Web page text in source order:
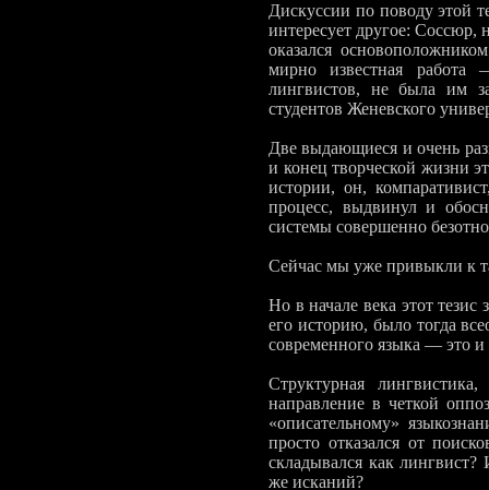
Дискуссии по поводу этой
интересует другое:
оказался
мирно известная работа
лингвистов, не была им
студентов Женевского
Две выдающиеся и очень
и конец творческой жизни
истории, он,
процесс, выдвинул и
системы совершенно
Сейчас мы уже привыкли к
Но в начале века этот
его историю, было тогда
современного языка — это
Структурная
направление в четкой
«описательному»
просто отказался от
складывался как
же исканий?